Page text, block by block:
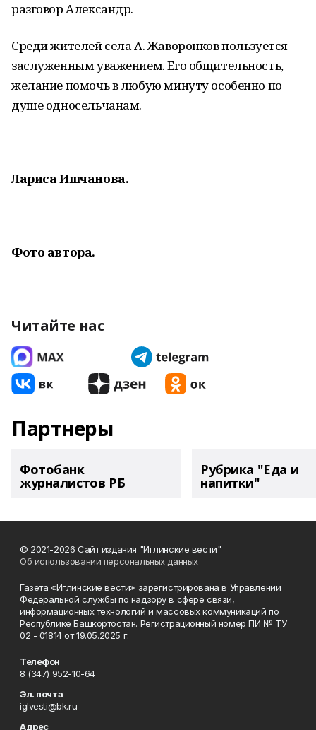
разговор Александр.
Среди жителей села А. Жаворонков пользуется
заслуженным уважением. Его общительность,
желание помочь в любую минуту особенно по
душе односельчанам.
Лариса Ишчанова.
Фото автора.
Читайте нас
Партнеры
Фотобанк
журналистов РБ
Рубрика "Еда и
напитки"
© 2021-2026 Сайт издания "Иглинские вести"
Об использовании персональных данных
Газета «Иглинские вести» зарегистрирована в Управлении
Федеральной службы по надзору в сфере связи,
информационных технологий и массовых коммуникаций по
Республике Башкортостан. Регистрационный номер ПИ № ТУ
02 - 01814 от 19.05.2025 г.
Телефон
8 (347) 952-10-64
Эл. почта
iglvesti@bk.ru
Адрес